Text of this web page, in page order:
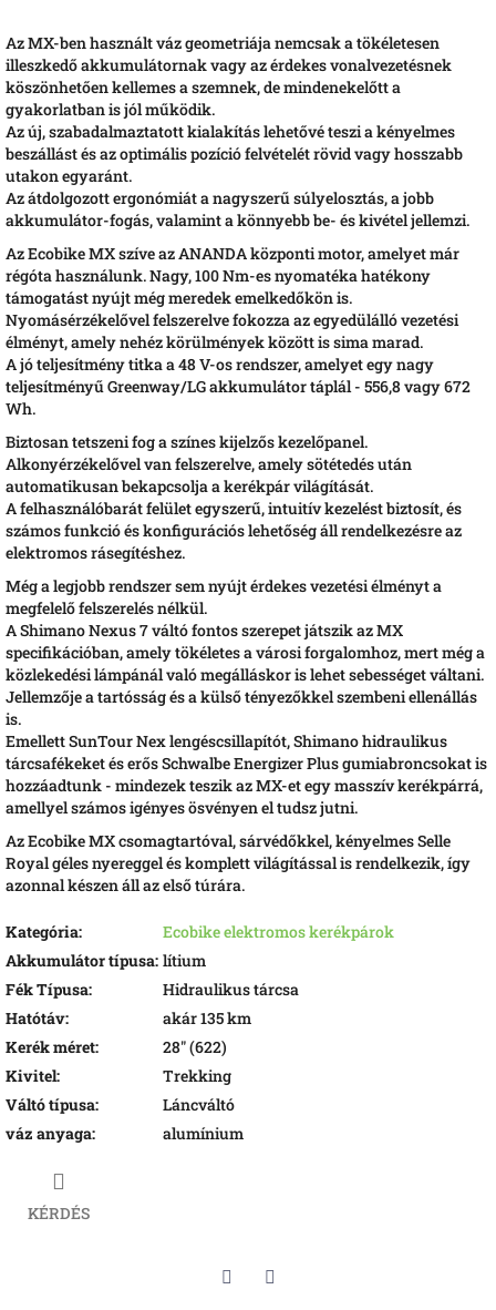
Az MX-ben használt váz geometriája nemcsak a tökéletesen
illeszkedő akkumulátornak vagy az érdekes vonalvezetésnek
köszönhetően kellemes a szemnek, de mindenekelőtt a
gyakorlatban is jól működik.
Az új, szabadalmaztatott kialakítás lehetővé teszi a kényelmes
beszállást és az optimális pozíció felvételét rövid vagy hosszabb
utakon egyaránt.
Az átdolgozott ergonómiát a nagyszerű súlyelosztás, a jobb
akkumulátor-fogás, valamint a könnyebb be- és kivétel jellemzi.
Az Ecobike MX szíve az ANANDA központi motor, amelyet már
régóta használunk. Nagy, 100 Nm-es nyomatéka hatékony
támogatást nyújt még meredek emelkedőkön is.
Nyomásérzékelővel felszerelve fokozza az egyedülálló vezetési
élményt, amely nehéz körülmények között is sima marad.
A jó teljesítmény titka a 48 V-os rendszer, amelyet egy nagy
teljesítményű Greenway/LG akkumulátor táplál - 556,8 vagy 672
Wh.
Biztosan tetszeni fog a színes kijelzős kezelőpanel.
Alkonyérzékelővel van felszerelve, amely sötétedés után
automatikusan bekapcsolja a kerékpár világítását.
A felhasználóbarát felület egyszerű, intuitív kezelést biztosít, és
számos funkció és konfigurációs lehetőség áll rendelkezésre az
elektromos rásegítéshez.
Még a legjobb rendszer sem nyújt érdekes vezetési élményt a
megfelelő felszerelés nélkül.
A Shimano Nexus 7 váltó fontos szerepet játszik az MX
specifikációban, amely tökéletes a városi forgalomhoz, mert még a
közlekedési lámpánál való megálláskor is lehet sebességet váltani.
Jellemzője a tartósság és a külső tényezőkkel szembeni ellenállás
is.
Emellett SunTour Nex lengéscsillapítót, Shimano hidraulikus
tárcsafékeket és erős Schwalbe Energizer Plus gumiabroncsokat is
hozzáadtunk - mindezek teszik az MX-et egy masszív kerékpárrá,
amellyel számos igényes ösvényen el tudsz jutni.
Az Ecobike MX csomagtartóval, sárvédőkkel, kényelmes Selle
Royal géles nyereggel és komplett világítással is rendelkezik, így
azonnal készen áll az első túrára.
Kategória:
Ecobike elektromos kerékpárok
Akkumulátor típusa: lítium
Fék Típusa:
Hidraulikus tárcsa
Hatótáv:
akár 135 km
Kerék méret:
28" (622)
Kivitel:
Trekking
Váltó típusa:
Láncváltó
váz anyaga: alumínium
KÉRDÉS